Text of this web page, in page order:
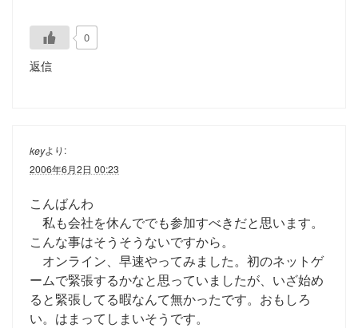
0
返信
keyより:
2006年6月2日 00:23
こんばんわ
私も会社を休んででも参加すべきだと思います。
こんな事はそうそうないですから。
オンライン、早速やってみました。初のネットゲ
ームで緊張するかなと思っていましたが、いざ始め
ると緊張してる暇なんて無かったです。おもしろ
い。はまってしまいそうです。